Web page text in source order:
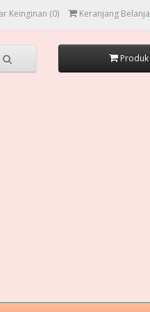
Keinginan (0) Keranjang Belanja
Produk